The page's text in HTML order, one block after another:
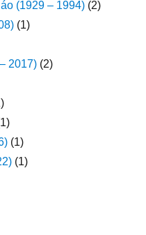
(1929 – 1994) (2)
(1)
2017) (2)
(1)
(1)